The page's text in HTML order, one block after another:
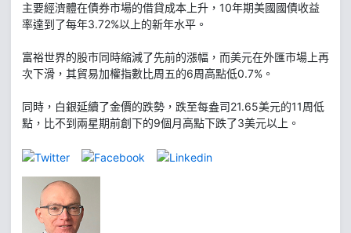
主要經濟體在債券市場的借貸成本上升，10年期美國國債收益
率達到了每年3.72%以上的新年水平。
富裕世界的股市同時縮減了先前的漲幅，而美元在外匯市場上再
次下滑，其貿易加權指數比周五的6周高點低0.7%。
同時，白銀延續了金價的跌勢，跌至每盎司21.65美元的11周低
點，比不到兩星期前創下的9個月高點下跌了3美元以上。